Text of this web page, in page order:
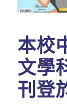
本校
文學
刊登